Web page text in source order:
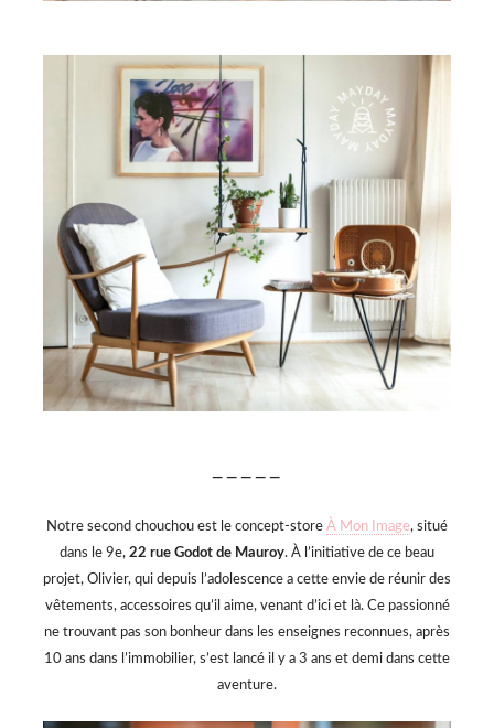
— — — — —
Notre second chouchou est le concept-store À Mon Image, situé
dans le 9e, 22 rue Godot de Mauroy. À l’initiative de ce beau
projet, Olivier, qui depuis l’adolescence a cette envie de réunir des
vêtements, accessoires qu’il aime, venant d’ici et là. Ce passionné
ne trouvant pas son bonheur dans les enseignes reconnues, après
10 ans dans l’immobilier, s’est lancé il y a 3 ans et demi dans cette
aventure.